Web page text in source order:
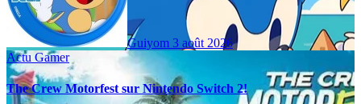
Guiyom 3 août 2026
Actu Gamer
The Crew Motorfest sur Nintendo Switch 2!